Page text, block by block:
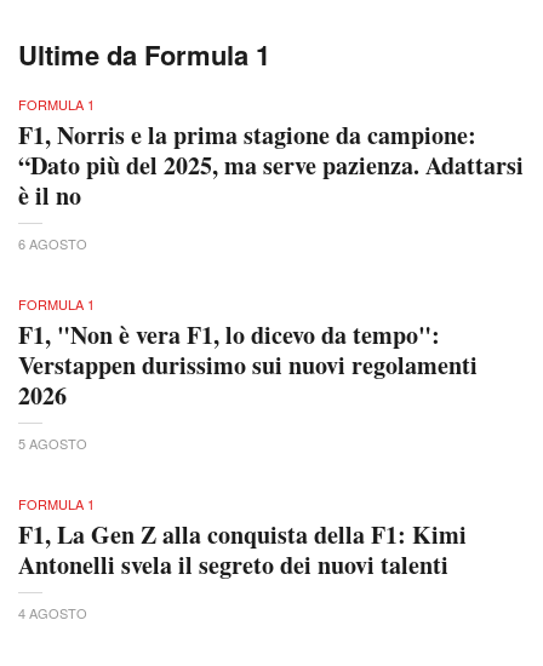
Ultime da Formula 1
FORMULA 1
F1, Norris e la prima stagione da campione:
“Dato più del 2025, ma serve pazienza. Adattarsi
è il no
6 AGOSTO
FORMULA 1
F1, "Non è vera F1, lo dicevo da tempo":
Verstappen durissimo sui nuovi regolamenti
2026
5 AGOSTO
FORMULA 1
F1, La Gen Z alla conquista della F1: Kimi
Antonelli svela il segreto dei nuovi talenti
4 AGOSTO